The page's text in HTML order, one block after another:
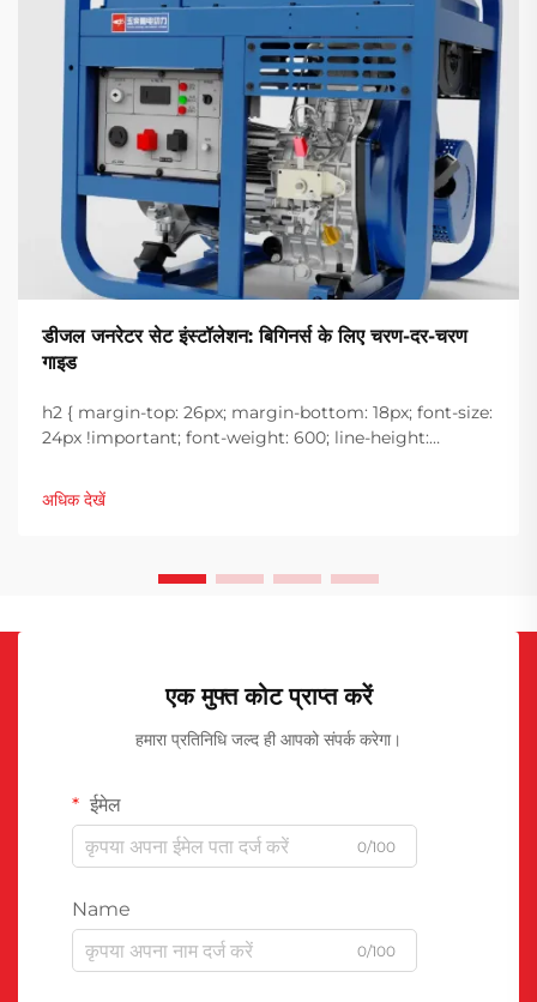
डीजल जनरेटर सेट इंस्टॉलेशन: बिगिनर्स के लिए चरण-दर-चरण
गाइड
h2 { margin-top: 26px; margin-bottom: 18px; font-size:
24px !important; font-weight: 600; line-height:
font-size: 20px !important; font-weight: 600; line-
height: ...}
अधिक देखें
एक मुफ्त कोट प्राप्त करें
हमारा प्रतिनिधि जल्द ही आपको संपर्क करेगा।
ईमेल
0/100
Name
0/100